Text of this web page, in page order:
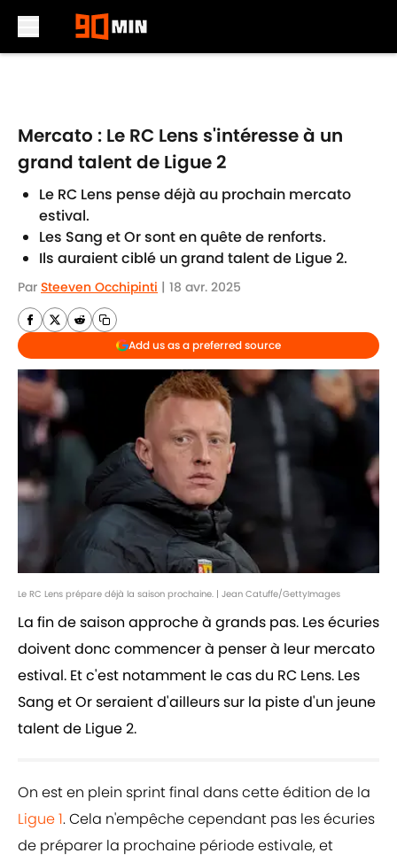
Mercato : Le RC Lens s'intéresse à un
grand talent de Ligue 2
Le RC Lens pense déjà au prochain mercato
estival.
Les Sang et Or sont en quête de renforts.
Ils auraient ciblé un grand talent de Ligue 2.
Par Steeven Occhipinti | 18 avr. 2025
Add us as a preferred source
Le RC Lens prépare déjà la saison prochaine. | Jean Catuffe/GettyImages
La fin de saison approche à grands pas. Les écuries
doivent donc commencer à penser à leur mercato
estival. Et c'est notamment le cas du RC Lens. Les
Sang et Or seraient d'ailleurs sur la piste d'un jeune
talent de Ligue 2.
On est en plein sprint final dans cette édition de la
Ligue 1. Cela n'empêche cependant pas les écuries
de préparer la prochaine période estivale, et